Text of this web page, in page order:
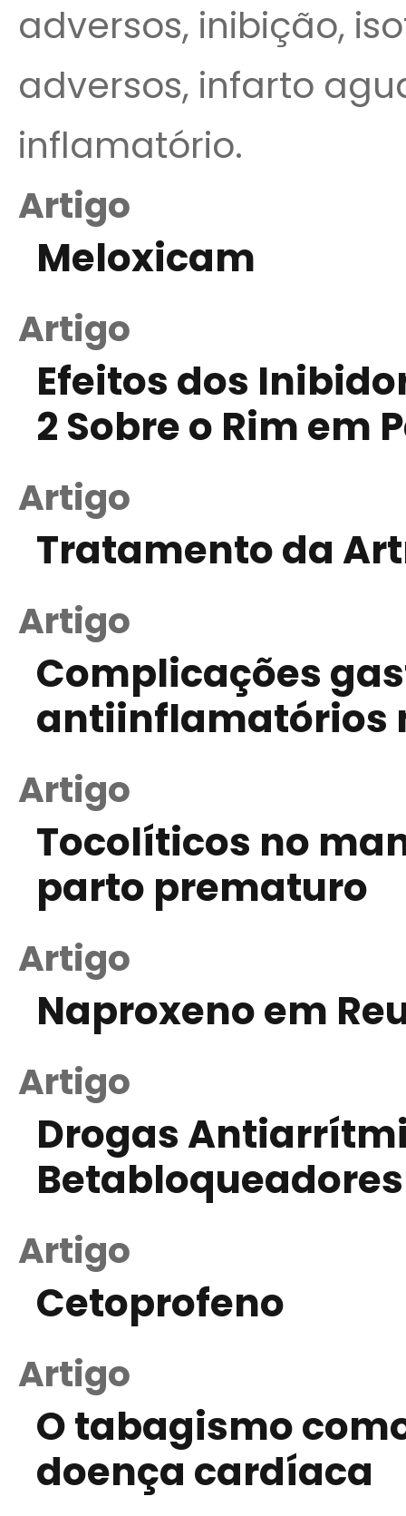
adversos, inibição,
adversos, infarto
inflamatório.
Artigo
Meloxicam
Artigo
Efeitos dos
2 Sobre o Rim em
Artigo
Tratamento da
Artigo
Complicações
antiinflamatórios
Artigo
Tocolíticos no
parto prematuro
Artigo
Naproxeno em
Artigo
Drogas
Betabloqueadores
Artigo
Cetoprofeno
Artigo
O tabagismo
doença cardíaca